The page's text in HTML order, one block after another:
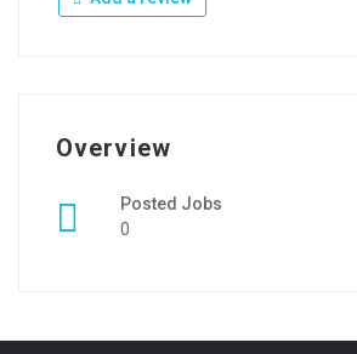
Overview
Posted Jobs
0